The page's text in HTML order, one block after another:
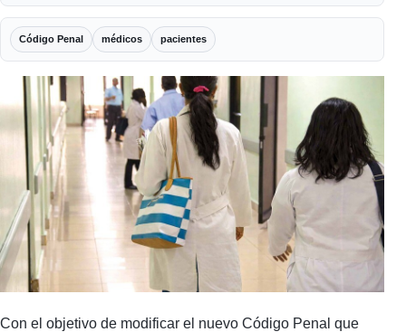
Código Penal médicos pacientes
Con el objetivo de modificar el nuevo Código Penal que